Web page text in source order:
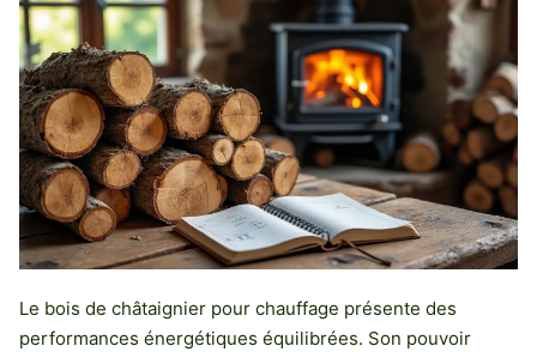
Le bois de châtaignier pour chauffage présente des
performances énergétiques équilibrées. Son pouvoir